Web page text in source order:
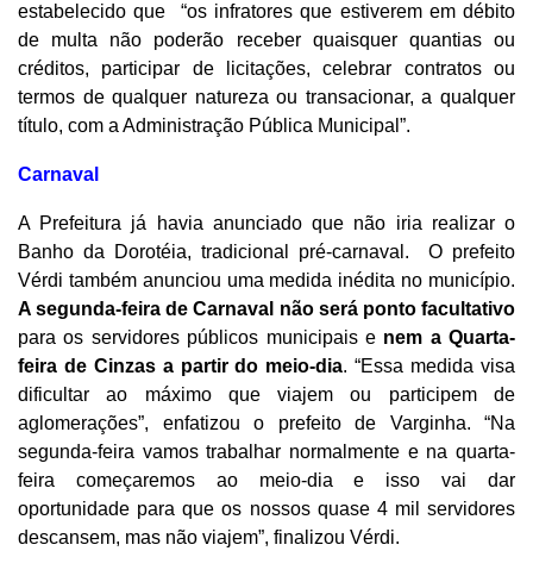
estabelecido que “os infratores que estiverem em débito
de multa não poderão receber quaisquer quantias ou
créditos, participar de licitações, celebrar contratos ou
termos de qualquer natureza ou transacionar, a qualquer
título, com a Administração Pública Municipal”.
Carnaval
A Prefeitura já havia anunciado que não iria realizar o
Banho da Dorotéia, tradicional pré-carnaval. O prefeito
Vérdi também anunciou uma medida inédita no município.
A segunda-feira de Carnaval não será ponto facultativo
para os servidores públicos municipais e nem a Quarta-
feira de Cinzas a partir do meio-dia. “Essa medida visa
dificultar ao máximo que viajem ou participem de
aglomerações”, enfatizou o prefeito de Varginha. “Na
segunda-feira vamos trabalhar normalmente e na quarta-
feira começaremos ao meio-dia e isso vai dar
oportunidade para que os nossos quase 4 mil servidores
descansem, mas não viajem”, finalizou Vérdi.